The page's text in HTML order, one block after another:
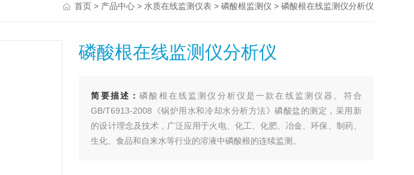
首页> 产品中心> 水质在线监测仪表 > 磷酸根监测仪 > 磷酸根在线监测仪分析仪
磷酸根在线监测仪分析仪
简要描述：磷酸根在线监测仪分析仪是一款在线监测仪器。符合
GB/T6913-2008《锅炉用水和冷却水分析方法》磷酸盐的测定，采用新
的设计理念及技术，广泛应用于火电、化工、化肥、冶金、环保、制药、
生化、食品和自来水等行业的溶液中磷酸根的连续监测。